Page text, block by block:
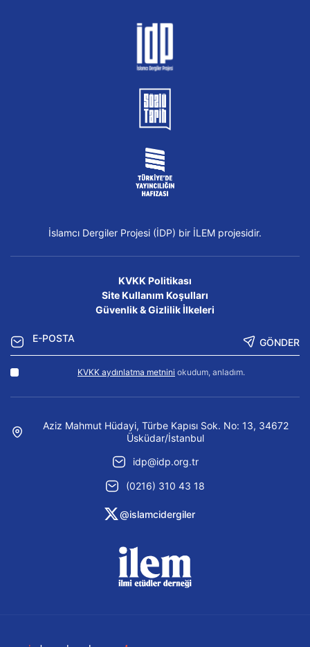
İslamcı Dergiler Projesi (İDP) bir İLEM projesidir.
KVKK Politikası
Site Kullanım Koşulları
Güvenlik & Gizlilik İlkeleri
GÖNDER
KVKK aydınlatma metnini okudum, anladım.
Aziz Mahmut Hüdayi, Türbe Kapısı Sok. No: 13, 34672
Üsküdar/İstanbul
idp@idp.org.tr
(0216) 310 43 18
@islamcidergiler